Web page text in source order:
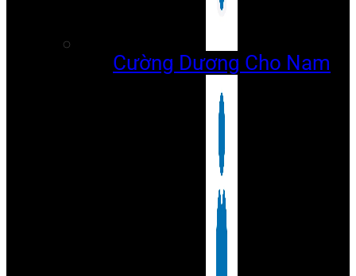
Cường Dương Cho Nam